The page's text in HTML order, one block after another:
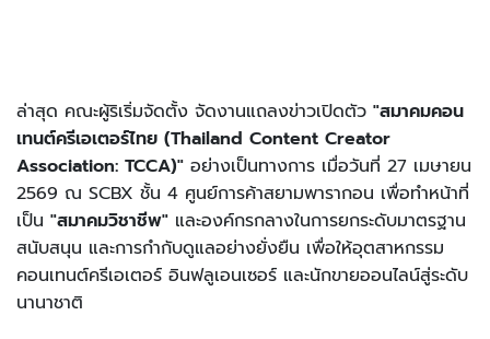
ล่าสุด คณะผู้ริเริ่มจัดตั้ง จัดงานแถลงข่าวเปิดตัว "สมาคมคอน
เทนต์ครีเอเตอร์ไทย (Thailand Content Creator
Association: TCCA)" อย่างเป็นทางการ เมื่อวันที่ 27 เมษายน
2569 ณ SCBX ชั้น 4 ศูนย์การค้าสยามพารากอน เพื่อทำหน้าที่
เป็น "สมาคมวิชาชีพ" และองค์กรกลางในการยกระดับมาตรฐาน
สนับสนุน และการกำกับดูแลอย่างยั่งยืน เพื่อให้อุตสาหกรรม
คอนเทนต์ครีเอเตอร์ อินฟลูเอนเซอร์ และนักขายออนไลน์สู่ระดับ
นานาชาติ